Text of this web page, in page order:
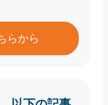
らから